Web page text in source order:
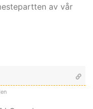
av vår